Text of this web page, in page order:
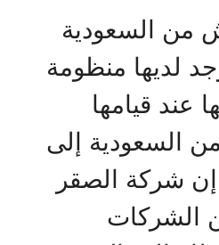
السعودية
لديها منظومة
عند قيامها
السعودية إلى
شركة الصقر
الشركات